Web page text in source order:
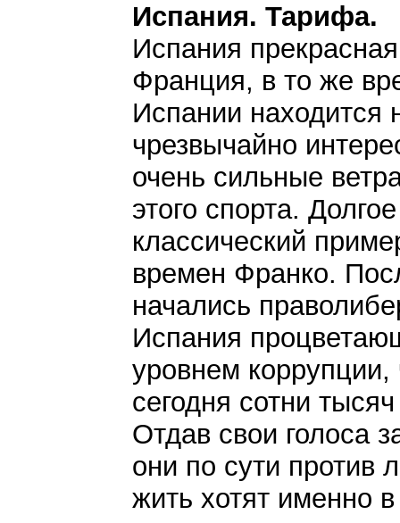
Испания. Тарифа.
Испания
Франция, в то же
Испании находится
чрезвычайно
очень сильные
этого спорта.
классический
времен Франко.
начались
Испания
уровнем
сегодня сотни
Отдав свои голоса
они по сути против
жить хотят именно